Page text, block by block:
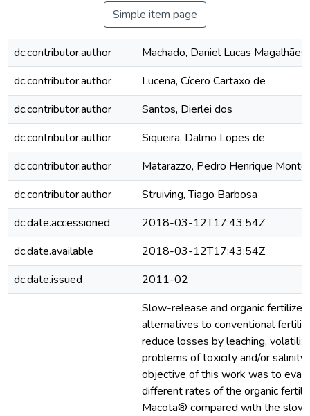
Simple item page
dc.contributor.author
Machado, Daniel Lucas Magalhães
dc.contributor.author
Lucena, Cícero Cartaxo de
dc.contributor.author
Santos, Dierlei dos
dc.contributor.author
Siqueira, Dalmo Lopes de
dc.contributor.author
Matarazzo, Pedro Henrique
dc.contributor.author
Struiving, Tiago Barbosa
dc.date.accessioned
2018-03-12T17:43:54Z
dc.date.available
2018-03-12T17:43:54Z
dc.date.issued
2011-02
Slow-release and organic
alternatives to conventional
reduce losses by leaching,
problems of toxicity and/or salinity
objective of this work was to
different rates of the organic
Macota® compared with the